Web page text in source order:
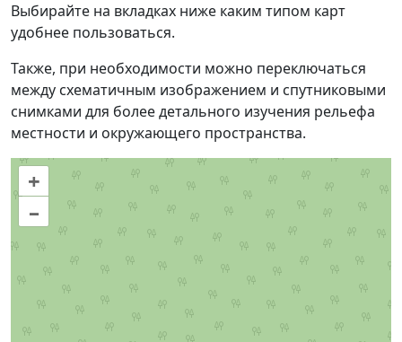
Выбирайте на вкладках ниже каким типом карт
удобнее пользоваться.
Также, при необходимости можно переключаться
между схематичным изображением и спутниковыми
снимками для более детального изучения рельефа
местности и окружающего пространства.
+
–